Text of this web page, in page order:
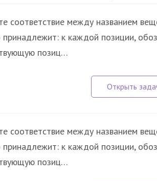
соответствие между названием
принадлежит: к каждой позиции,
позиц…
соответствие между названием
принадлежит: к каждой позиции,
позиц…